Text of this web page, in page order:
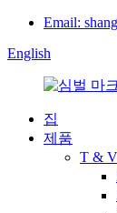
Email:
English
집
제품
T &